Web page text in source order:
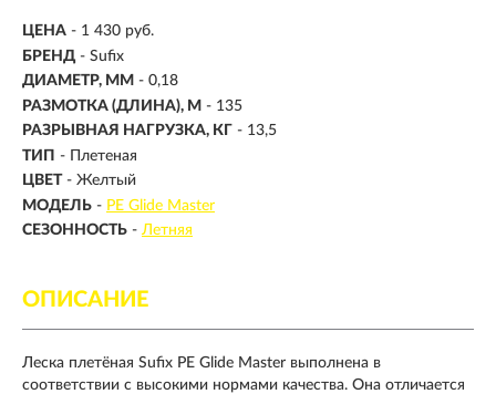
ЦЕНА - 1 430 руб.
БРЕНД - Sufix
ДИАМЕТР, ММ - 0,18
РАЗМОТКА (ДЛИНА), М - 135
РАЗРЫВНАЯ НАГРУЗКА, КГ - 13,5
ТИП - Плетеная
ЦВЕТ - Желтый
МОДЕЛЬ - PE Glide Master
СЕЗОННОСТЬ - Летняя
ОПИСАНИЕ
Леска плетёная Sufix PE Glide Master выполнена в
соответствии с высокими нормами качества. Она отличается